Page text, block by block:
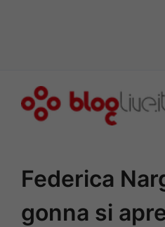
Federica
gonna si